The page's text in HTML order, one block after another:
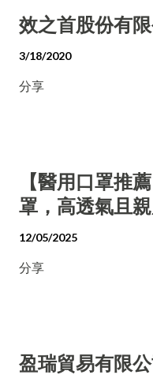
效之首股份有
3/18/2020
分享
【醫用口罩推
罩，高透氣且
12/05/2025
分享
盈瑞貿易有限